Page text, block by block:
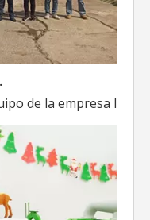
de la empresa